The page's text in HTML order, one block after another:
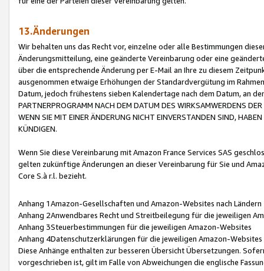
13.Änderungen
Wir behalten uns das Recht vor, einzelne oder alle Bestimmungen
Änderungsmitteilung, eine geänderte Vereinbarung oder eine
über die entsprechende Änderung per E-Mail an Ihre zu diesem
ausgenommen etwaige Erhöhungen der Standardvergütung im
Datum, jedoch frühestens sieben Kalendertage nach dem Datum, an
PARTNERPROGRAMM NACH DEM DATUM DES WIRKSAMWERDENS
WENN SIE MIT EINER ÄNDERUNG NICHT EINVERSTANDEN SIND,
KÜNDIGEN.
Wenn Sie diese Vereinbarung mit Amazon France Services SAS
gelten zukünftige Änderungen an dieser Vereinbarung für Sie und
Core S.à r.l. bezieht.
Anhang 1Amazon-Gesellschaften und Amazon-Websites nach Ländern
Anhang 2Anwendbares Recht und Streitbeilegung für die jeweiligen
Anhang 3Steuerbestimmungen für die jeweiligen Amazon-Websites
Anhang 4Datenschutzerklärungen für die jeweiligen Amazon-Websites
Diese Anhänge enthalten zur besseren Übersicht Übersetzungen.
vorgeschrieben ist, gilt im Falle von Abweichungen die englische